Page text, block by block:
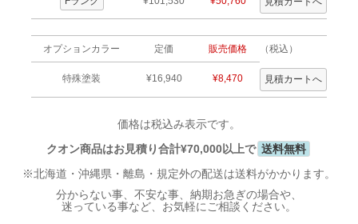
オプションカラー 定価 販売価格 （税込）
特殊塗装 ¥16,940 ¥8,470
価格は税込み表示です。
クオン商品はお見積り合計¥70,000以上で 送料無料
※北海道・沖縄県・離島・規定外の配送は送料がかかります。
分からない事、不安な事、納期お急ぎの場合や、
迷っている事など、お気軽にご相談ください。